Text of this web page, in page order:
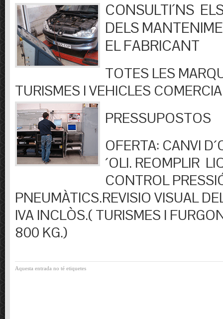
CONSULTI´NS
DELS
EL FABRICANT
TOTES LES
TURISMES I VEHICLES
PRESSUPOSTOS
OFERTA: CANVI
´OLI. REOMPLIR
CONTROL
PNEUMÀTICS.REVISIO VISUAL
IVA INCLÒS.( TURISMES I
800 KG.)
Aquesta entrada no té etiquetes